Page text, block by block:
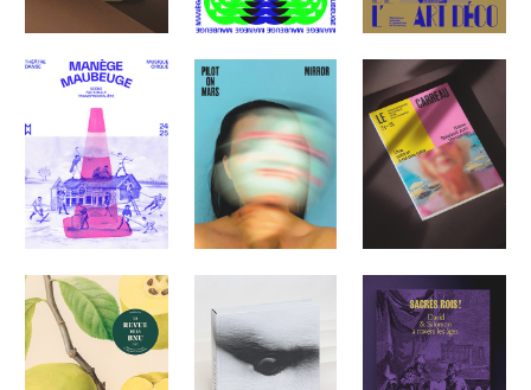
MANÈGE
MAUBEUGE 25-26
MAUBEUGE 25-26
PILOT ON MARS
DÉCO
LE CARREAU 24-25